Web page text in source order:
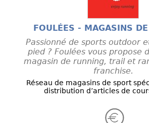
FOULÉES - MAGASINS
Passionné de sports outdoor
pied ? Foulées vous propose
magasin de running, trail et
franchise.
Réseau de magasins de sport
distribution d’articles de